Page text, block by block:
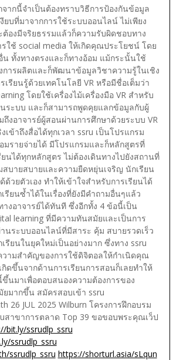
ากนี้จำเป็นต้องทราบวิธีการป้องกันข้อมูล
ยบที่มาจากการใช้ระบบออนไลน์ ไม่เพียง
ต้องมีจริยธรรมแล้วก็ความรับผิดชอบทาง
ใช้ social media ให้เกิดคุณประโยชน์ โดย
ทั้งทางตรงและก็ทางอ้อม แม้กระนั้นใช้
การผลิตและก็พัฒนาข้อมูลวิชาความรู้ในเชิง
เรียนรู้ด้วยเทคโนโลยี VR หรือมีชื่อเต็มว่า
โดยใช้เครื่องไม้เครื่องมือ VR สำหรับ
ระบบ และก็สามารถพูดคุยแลกข้อมูลกับผู้
ถึงอาจารย์ผู้สอนผ่านการศึกษาด้วยระบบ VR
เข้าถึงสื่อได้ทุกเวลา ssru เป็นโปรแกรม
มรายจ่ายได้ มีโปรแกรมและก็หลักสูตรที่
นได้ทุกหลักสูตร ไม่ต้องเดินทางไปยังสถานที่
สบายสบายและความยืดหยุ่นเจริญ นักเรียน
ด้วยตัวเอง ทำให้เข้าใจสำหรับการเรียนได้
รียนซ้ำได้ในเรื่องที่ยังมีคำถามอื่นๆแล้ว
งอาจารย์ได้ทันที ซึ่งอีกทั้ง 4 ข้อนี้เป็น
learning ที่มีความทันสมัยและเป็นการ
นระบบออนไลน์ที่มีสาระ คุ้ม สบายรวดเร็ว
รียนในยุคใหม่เป็นอย่างมาก ซึ่งทาง ssru
วามสำคัญของการใช้ดิจิตอลให้กำเนิดคุณ
ดขึ้นจากด้านการเรียนการสอนก็เลยทำให้
นมาเพื่อตอบสนองความต้องการของ
ยมากขึ้น สมัครสอบเข้า ssru
26 JUL 2025 Wilburn โครงการฝึกอบรม
สาขาการตลาด Top 39 ขอขอบพระคุณเว็ป
bit.ly/ssrudlp_ssru
ssrudlp_ssru
ssrudlp_ssru https://shorturl.asia/sLqun